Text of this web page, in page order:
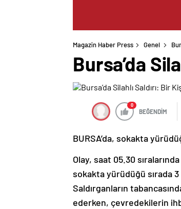
Magazin Haber Press Genel
Bursa’da
0
BEĞENDİM
BURSA’da, sokakta
Olay, saat 05.30
sokakta yürüdüğü sırada
Saldırganların
ederken, çevredekilerin